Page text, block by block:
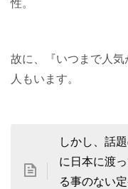
故に、『いつまで人
人もいます。
しかし、話
に日本に渡
る事のない